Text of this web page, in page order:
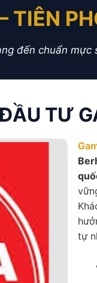
TIÊN
đến chuẩn
TƯ
tự